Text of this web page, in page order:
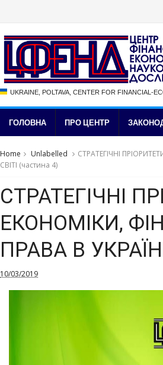
UKRAINE, POLTAVA, CENTER FOR FINANCIAL-
ГОЛОВНА ПРО ЦЕНТР
Home Unlabelled
СТРАТЕГІЧНІ
СВІТІ (частина 4)
СТРАТЕГІЧНІ
ЕКОНОМІКИ,
ПРАВА В
10/03/2019